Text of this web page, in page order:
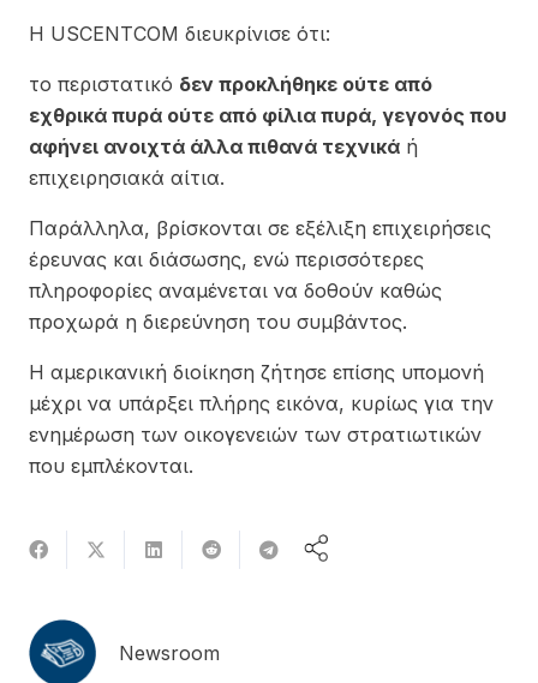
Η USCENTCOM διευκρίνισε ότι:
το περιστατικό δεν προκλήθηκε ούτε από
εχθρικά πυρά ούτε από φίλια πυρά, γεγονός που
αφήνει ανοιχτά άλλα πιθανά τεχνικά ή
επιχειρησιακά αίτια.
Παράλληλα, βρίσκονται σε εξέλιξη επιχειρήσεις
έρευνας και διάσωσης, ενώ περισσότερες
πληροφορίες αναμένεται να δοθούν καθώς
προχωρά η διερεύνηση του συμβάντος.
Η αμερικανική διοίκηση ζήτησε επίσης υπομονή
μέχρι να υπάρξει πλήρης εικόνα, κυρίως για την
ενημέρωση των οικογενειών των στρατιωτικών
που εμπλέκονται.
Newsroom